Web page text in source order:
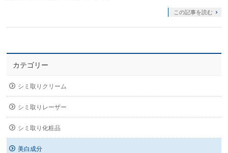
この記事を読む
カテゴリー
シミ取りクリーム
シミ取りレーザー
シミ取り化粧品
美白成分